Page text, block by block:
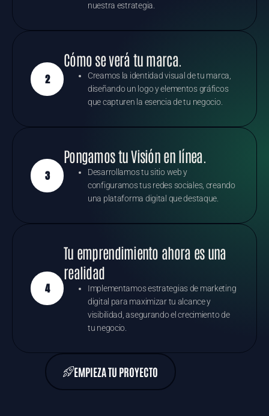
nuestra estrategia.
2
Cómo se verá tu marca.
Creamos la identidad visual de tu marca,
diseñando un logo y elementos gráficos
que capturen la esencia de tu negocio.
3
Pongamos tu Visión en línea.
Desarrollamos tu sitio web y
configuramos tus redes sociales, creando
una plataforma digital que destaque.
EMPIEZA TU PROYECTO
4
Tu emprendimiento ahora es una
realidad
Implementamos estrategias de marketing
digital para maximizar tu alcance y
visibilidad, asegurando el crecimiento de
tu negocio.